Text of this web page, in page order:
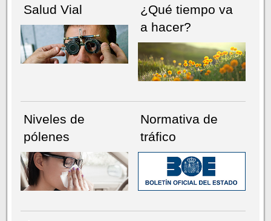
Salud Vial
¿Qué tiempo va
a hacer?
Niveles de
pólenes
Normativa de
tráfico